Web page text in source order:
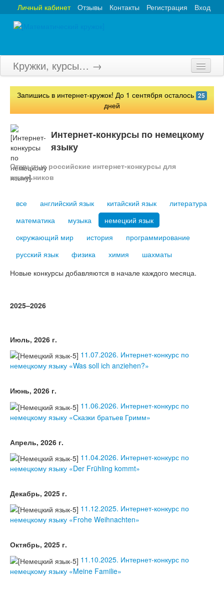
Вход
Регистрация
Контакты
Отзывы
Личный кабинет
Кружки, курсы… →
Главная
Курсы
Олимпиады
Турниры
Вебинары
Тесты
Запишись в интернет-кружок! До 1 сентября осталось 25
дней
Интернет-конкурсы по немецкому
языку
Открытые российские интернет-конкурсы для
школьников
все английский язык китайский язык
литература
математика
музыка
немецкий язык
окружающий мир
история
программирование
русский язык
физика химия
шахматы
Новые конкурсы добавляются в начале каждого месяца.
2025–2026
Июль, 2026 г.
11.07.2026. Интернет-конкурс по
немецкому языку «Was soll ich anziehen?»
Июнь, 2026 г.
11.06.2026. Интернет-конкурс по
немецкому языку «Сказки братьев Гримм»
Апрель, 2026 г.
11.04.2026. Интернет-конкурс по
немецкому языку «Der Frühling kommt»
Декабрь, 2025 г.
11.12.2025. Интернет-конкурс по
немецкому языку «Frohe Weihnachten»
Октябрь, 2025 г.
11.10.2025. Интернет-конкурс по
немецкому языку «Meine Familie»